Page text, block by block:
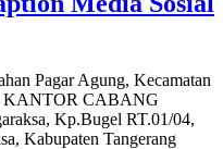
Pagar Agung, Kecamatan
KANTOR CABANG
Kp.Bugel RT.01/04,
Kabupaten Tangerang